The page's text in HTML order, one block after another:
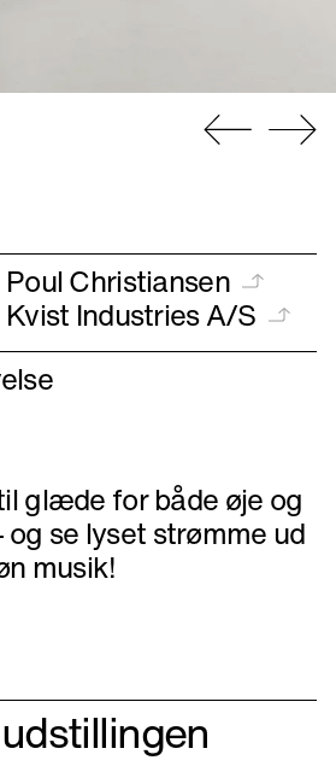
Poul Christiansen
Kvist Industries A/S
glæde for både øje og
se lyset strømme ud
musik!